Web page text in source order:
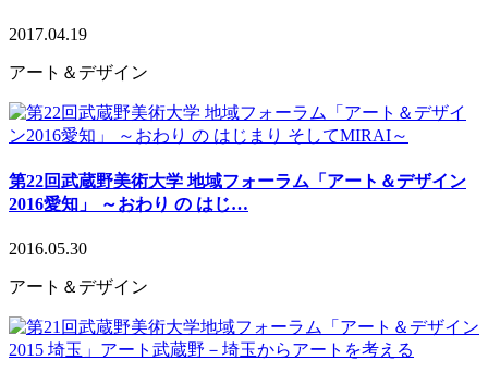
2017.04.19
アート＆デザイン
第22回武蔵野美術大学 地域フォーラム「アート＆デザイン
2016愛知」 ～おわり の はじ…
2016.05.30
アート＆デザイン